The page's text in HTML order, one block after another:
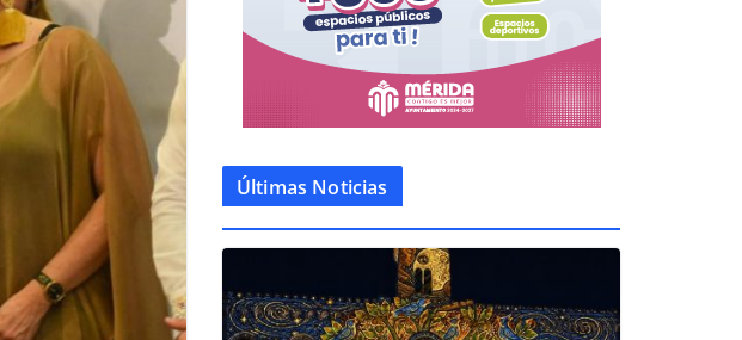
Últimas Noticias